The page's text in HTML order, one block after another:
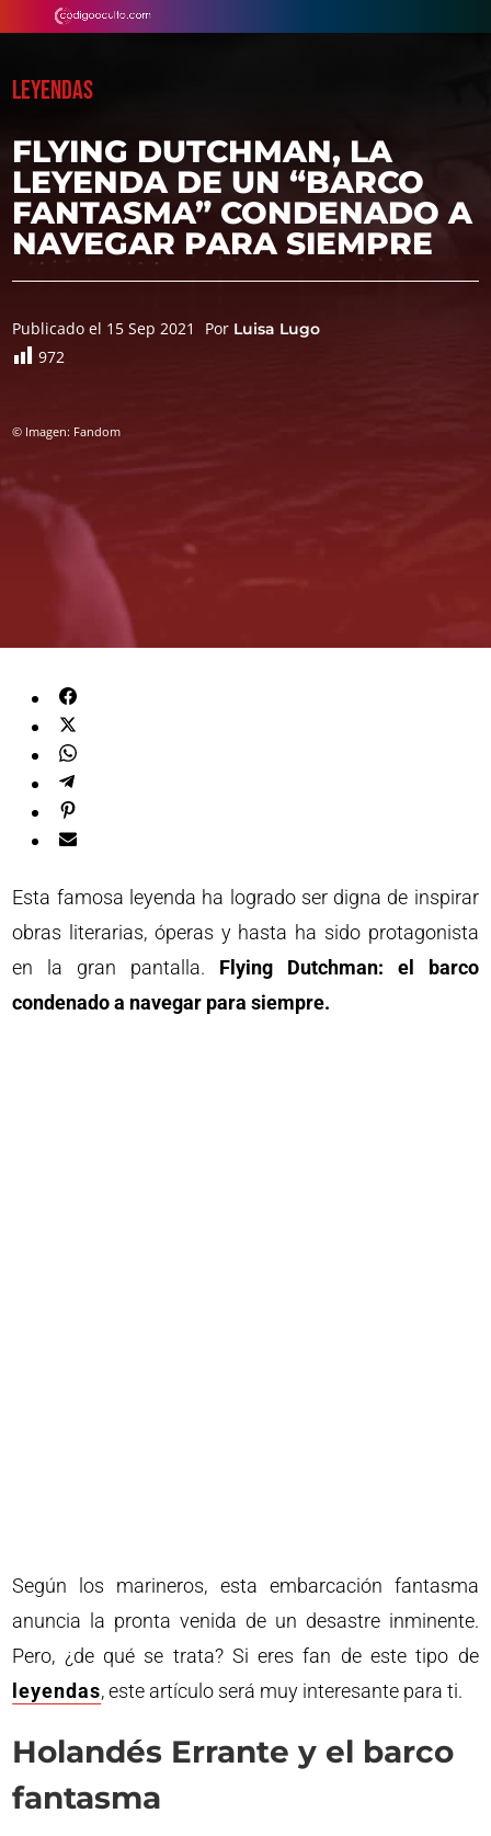
LEYENDAS
FLYING DUTCHMAN, LA
LEYENDA DE UN “BARCO
FANTASMA” CONDENADO A
NAVEGAR PARA SIEMPRE
Publicado el 15 Sep 2021 Por Luisa Lugo
972
© Imagen: Fandom
Esta famosa leyenda ha logrado ser digna de inspirar
obras literarias, óperas y hasta ha sido protagonista
en la gran pantalla. Flying Dutchman: el barco
condenado a navegar para siempre.
Según los marineros, esta embarcación fantasma
anuncia la pronta venida de un desastre inminente.
Pero, ¿de qué se trata? Si eres fan de este tipo de
leyendas, este artículo será muy interesante para ti.
Holandés Errante y el barco
fantasma